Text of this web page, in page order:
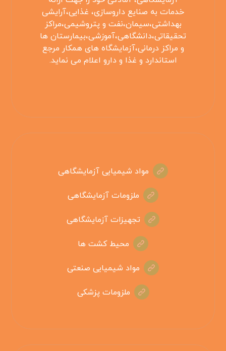
خدمات به صنایع داروسازی، غذایی،آرایشی
بهداشتی،سیمان،نفت و پتروشیمی،مراکز
تحقیقاتی،دانشگاهی،آموزشی،بیمارستان ها
و مراکز درمانی،آزمایشگاه های همکار مرجع
استاندارد و غذا و دارو اعلام می نماید.
مواد شیمیایی آزمایشگاهی
ملزومات آزمایشگاهی
تجهیزات آزمایشگاهی
محیط کشت ها
مواد شیمیایی صنعتی
ملزومات پزشکی